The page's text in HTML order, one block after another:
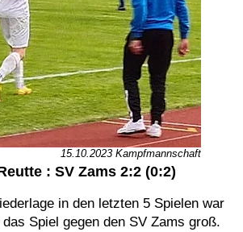
15.10.2023 Kampfmannschaft
: SV Zams 2:2 (0:2)
in den letzten 5 Spielen war
Spiel gegen den SV Zams groß.